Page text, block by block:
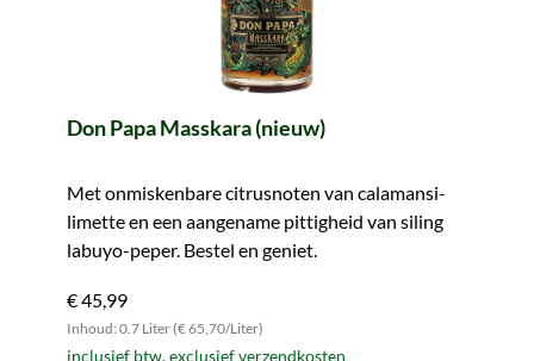
Don Papa Masskara (nieuw)
Met onmiskenbare citrusnoten van calamansi-
limette en een aangename pittigheid van siling
labuyo-peper. Bestel en geniet.
€ 45,99
Inhoud: 0.7 Liter (€ 65,70/Liter)
inclusief btw, exclusief verzendkosten